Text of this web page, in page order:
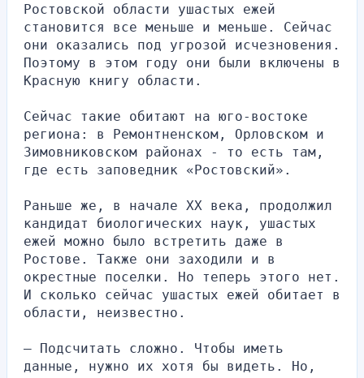
Ростовской области ушастых ежей
становится все меньше и меньше. Сейчас
они оказались под угрозой исчезновения.
Поэтому в этом году они были включены в
Красную книгу области.
Сейчас такие обитают на юго-востоке
региона: в Ремонтненском, Орловском и
Зимовниковском районах - то есть там,
где есть заповедник «Ростовский».
Раньше же, в начале XX века, продолжил
кандидат биологических наук, ушастых
ежей можно было встретить даже в
Ростове. Также они заходили и в
окрестные поселки. Но теперь этого нет.
И сколько сейчас ушастых ежей обитает в
области, неизвестно.
— Подсчитать сложно. Чтобы иметь
данные, нужно их хотя бы видеть. Но,